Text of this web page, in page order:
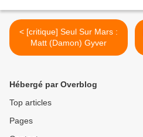
< [critique] Seul Sur Mars :
Matt (Damon) Gyver
Hébergé par Overblog
Top articles
Pages